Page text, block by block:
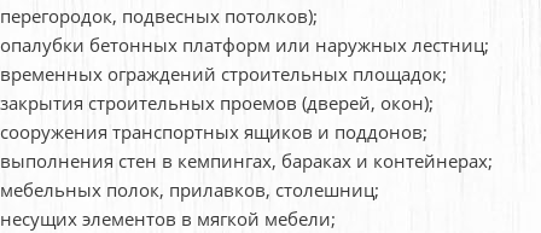
перегородок, подвесных потолков);
опалубки бетонных платформ или наружных лестниц;
временных ограждений строительных площадок;
закрытия строительных проемов (дверей, окон);
сооружения транспортных ящиков и поддонов;
выполнения стен в кемпингах, бараках и контейнерах;
мебельных полок, прилавков, столешниц;
несущих элементов в мягкой мебели;